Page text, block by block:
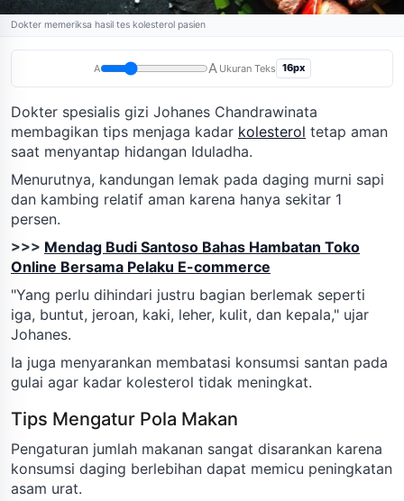
Dokter memeriksa hasil tes kolesterol pasien
A A Ukuran Teks 16px
Dokter spesialis gizi Johanes Chandrawinata
membagikan tips menjaga kadar kolesterol tetap aman
saat menyantap hidangan Iduladha.
Menurutnya, kandungan lemak pada daging murni sapi
dan kambing relatif aman karena hanya sekitar 1
persen.
>>> Mendag Budi Santoso Bahas Hambatan Toko
Online Bersama Pelaku E-commerce
"Yang perlu dihindari justru bagian berlemak seperti
iga, buntut, jeroan, kaki, leher, kulit, dan kepala," ujar
Johanes.
Ia juga menyarankan membatasi konsumsi santan pada
gulai agar kadar kolesterol tidak meningkat.
Tips Mengatur Pola Makan
Pengaturan jumlah makanan sangat disarankan karena
konsumsi daging berlebihan dapat memicu peningkatan
asam urat.